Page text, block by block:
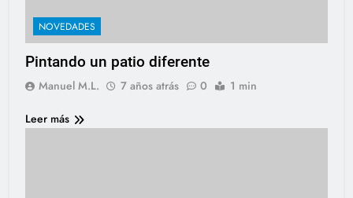
NOVEDADES
Pintando un patio diferente
Manuel M.L. 7 años atrás 0 1 min
Leer más